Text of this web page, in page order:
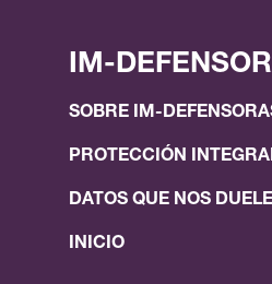
IM-
SOBRE IM-
PROTECCIÓN
DATOS QUE NOS
INICIO